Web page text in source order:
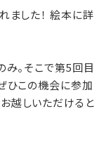
ました！ 絵本に詳
み。そこで第5回目
ひこの機会に参加
越しいただけると